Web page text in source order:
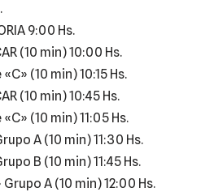
9:00 Hs.
(10 min) 10:00 Hs.
(10 min) 10:15 Hs.
(10 min) 10:45 Hs.
(10 min) 11:05 Hs.
A (10 min) 11:30 Hs.
B (10 min) 11:45 Hs.
A (10 min) 12:00 Hs.